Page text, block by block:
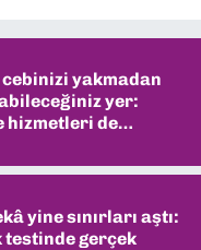
cebinizi yakmadan
yer:
hizmetleri de
yine sınırları aştı:
testinde gerçek